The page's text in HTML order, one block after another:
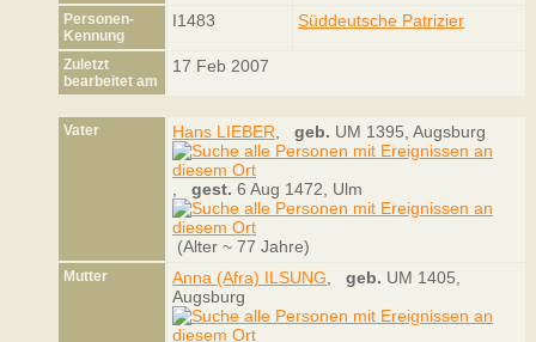
Personen-
Kennung
I1483 Süddeutsche Patrizier
Zuletzt
bearbeitet am
17 Feb 2007
Vater Hans LIEBER geb. UM 1395, Augsburg
gest. 6 Aug 1472, Ulm
(Alter ~ 77 Jahre)
Mutter Anna (Afra) ILSUNG geb. UM 1405,
Augsburg